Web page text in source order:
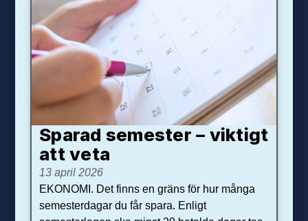
Sparad semester – viktigt
att veta
13 april 2026
EKONOMI. Det finns en gräns för hur många
semesterdagar du får spara. Enligt